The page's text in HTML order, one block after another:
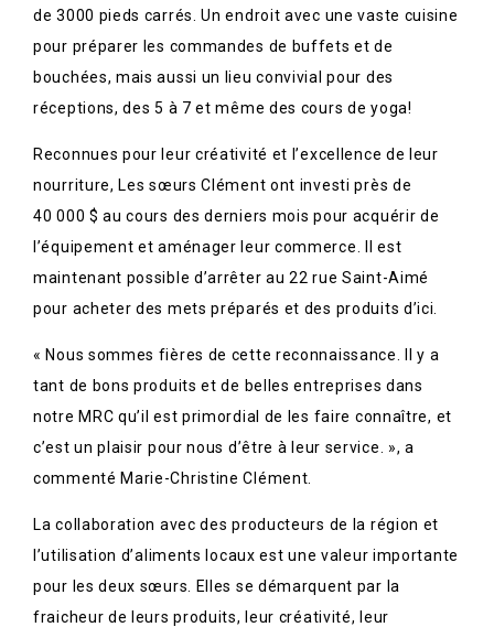
de 3000 pieds carrés. Un endroit avec une vaste cuisine
pour préparer les commandes de buffets et de
bouchées, mais aussi un lieu convivial pour des
réceptions, des 5 à 7 et même des cours de yoga!
Reconnues pour leur créativité et l’excellence de leur
nourriture, Les sœurs Clément ont investi près de
40 000 $ au cours des derniers mois pour acquérir de
l’équipement et aménager leur commerce. Il est
maintenant possible d’arrêter au 22 rue Saint-Aimé
pour acheter des mets préparés et des produits d’ici.
« Nous sommes fières de cette reconnaissance. Il y a
tant de bons produits et de belles entreprises dans
notre MRC qu’il est primordial de les faire connaître, et
c’est un plaisir pour nous d’être à leur service. », a
commenté Marie-Christine Clément.
La collaboration avec des producteurs de la région et
l’utilisation d’aliments locaux est une valeur importante
pour les deux sœurs. Elles se démarquent par la
fraicheur de leurs produits, leur créativité, leur